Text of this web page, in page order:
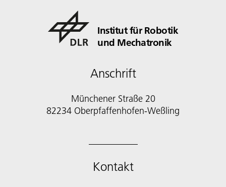
Institut für Robotik
und Mechatronik
Anschrift
Münchener Straße 20
82234 Oberpfaffenhofen-Weßling
Kontakt